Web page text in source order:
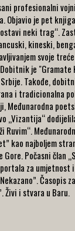
profesionalni
je pet
neki trag“.
kineski,
svoje
je
Takođe,
i tradicionalna
Međunarodna
„Vizantija“
Ruvim“.
kao najboljem
Počasni član
za
Časopis
Živi i stvara u Baru.